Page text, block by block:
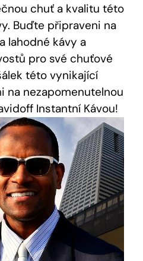
chuť a kvalitu této
Buďte připraveni na
lahodné kávy a
pro své chuťové
této vynikající
na nezapomenutelnou
Instantní Kávou!